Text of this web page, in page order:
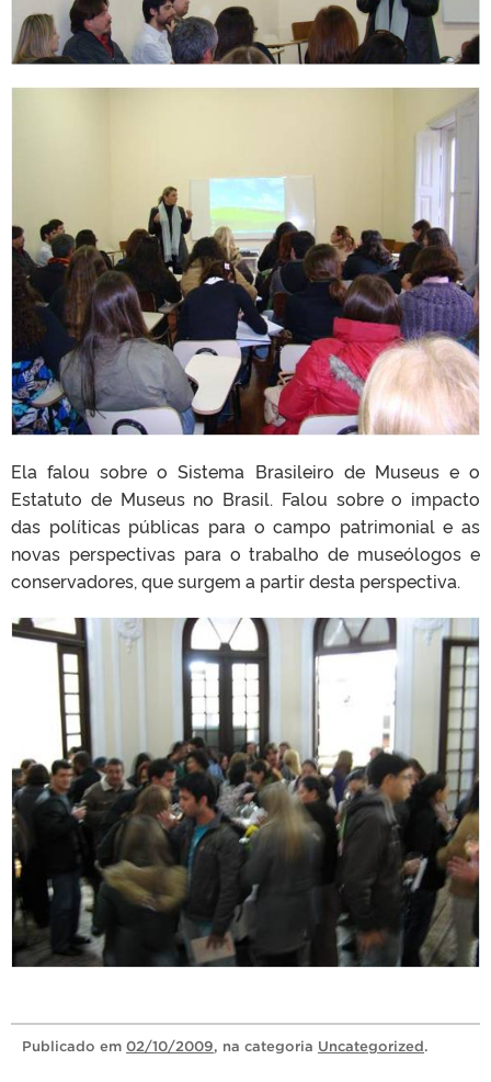
Ela falou sobre o Sistema Brasileiro de Museus e o
Estatuto de Museus no Brasil. Falou sobre o impacto
das políticas públicas para o campo patrimonial e as
novas perspectivas para o trabalho de museólogos e
conservadores, que surgem a partir desta perspectiva.
Publicado em 02/10/2009, na categoria Uncategorized.